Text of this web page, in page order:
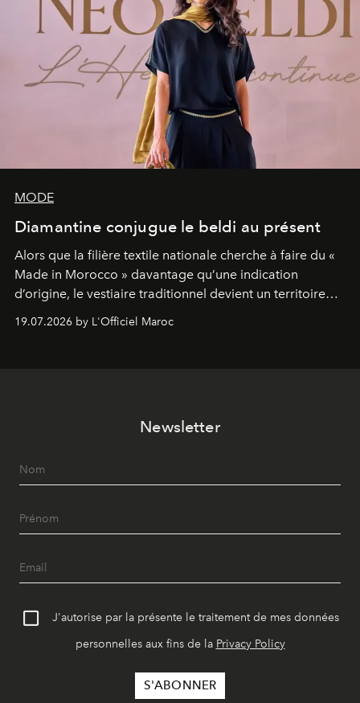
MODE
Diamantine conjugue le beldi au présent
Alors que la filière textile nationale cherche à faire du «
Made in Morocco » davantage qu’une indication
d’origine, le vestiaire traditionnel devient un territoire
d’expérimentation. Avec Néo Beldi, Diamantine en
révise les proportions et les usages pour l’inscrire dans
19.07.2026 by L'Officiel Maroc
Newsletter
J'autorise par la présente le traitement de mes données
personnelles aux fins de la Privacy Policy